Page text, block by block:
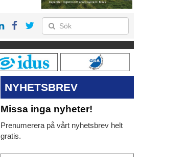
NYHETSBREV
Missa inga nyheter!
Prenumerera på vårt nyhetsbrev helt
gratis.